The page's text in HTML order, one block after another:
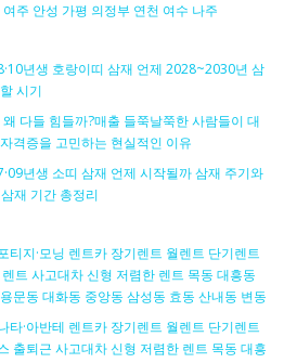
주 안성 가평 의정부 연천 여수 나주
년생 호랑이띠 삼재 언제 2028~2030년 삼
시기
다들 힘들까?매출 들쭉날쭉한 사람들이 대
격증을 고민하는 현실적인 이유
년생 소띠 삼재 언제 시작될까 삼재 주기와
재 기간 총정리
티지·모닝 렌트카 장기렌트 월렌트 단기렌트
트 사고대차 신형 저렴한 렌트 목동 대흥동
문동 대화동 중앙동 삼성동 효동 산내동 변동
타·아반테 렌트카 장기렌트 월렌트 단기렌트
출퇴근 사고대차 신형 저렴한 렌트 목동 대흥